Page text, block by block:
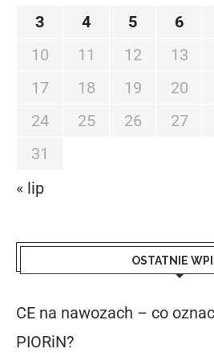
3
4 5 6
10
11 12 13
17
18 19 20
24
25 26 27
31
« lip
OSTATNIE
CE na nawozach – co
PIORiN?